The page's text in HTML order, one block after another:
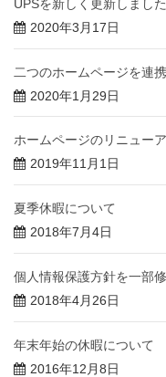
UPSを新しく更新しました
2020年3月17日
二つのホームページを連携
2020年1月29日
ホームページのリニュー
2019年11月1日
夏季休暇について
2018年7月4日
個人情報保護方針を一部
2018年4月26日
年末年始の休暇について
2016年12月8日